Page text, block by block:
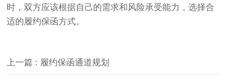
时，双方应该根据自己的需求和风险承受能力，选择合
适的履约保函方式。
上一篇 : 履约保函通道规划